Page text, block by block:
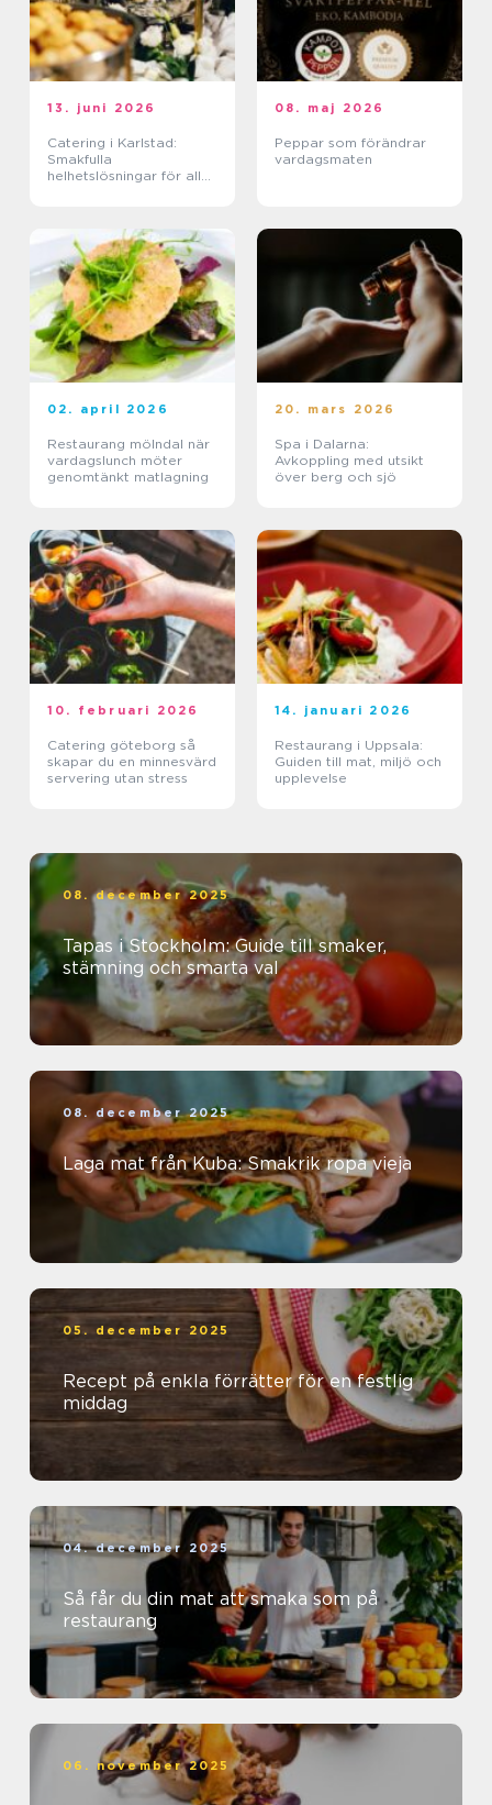
13. juni 2026
Catering i Karlstad:
Smakfulla
helhetslösningar för alla
08. maj 2026
Peppar som förändrar
vardagsmaten
02. april 2026
Restaurang mölndal när
vardagslunch möter
genomtänkt matlagning
20. mars 2026
Spa i Dalarna:
Avkoppling med utsikt
över berg och sjö
10. februari 2026
Catering göteborg så
skapar du en minnesvärd
servering utan stress
14. januari 2026
Restaurang i Uppsala:
Guiden till mat, miljö och
upplevelse
08. december 2025
Tapas i Stockholm: Guide till smaker,
stämning och smarta val
08. december 2025
Laga mat från Kuba: Smakrik ropa vieja
05. december 2025
Recept på enkla förrätter för en festlig
middag
04. december 2025
Så får du din mat att smaka som på
restaurang
06. november 2025